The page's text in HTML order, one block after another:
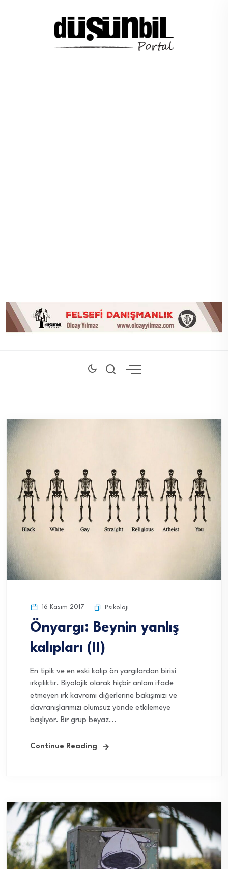
16 Kasım 2017 Psikoloji
Önyargı: Beynin yanlış
kalıpları (II)
En tipik ve en eski kalıp ön yargılardan birisi
ırkçılıktır. Biyolojik olarak hiçbir anlam ifade
etmeyen ırk kavramı diğerlerine bakışımızı ve
davranışlarımızı olumsuz yönde etkilemeye
başlıyor. Bir grup beyaz...
Continue Reading